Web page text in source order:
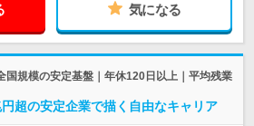
気になる
国規模の安定基盤｜年休120日以上｜平均残業
円超の安定企業で描く自由なキャリア